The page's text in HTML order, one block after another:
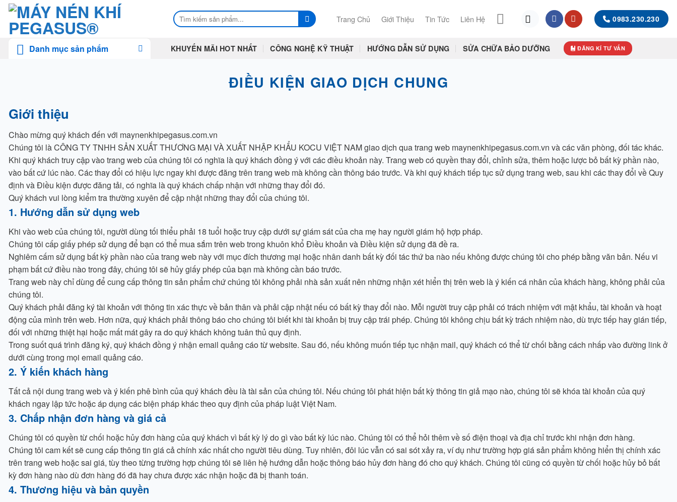
Skip
content
Tìm
kiếm:
Trang Chủ Giới Thiệu Tin Tức Liên Hệ 0983.230.230
Danh mục sản phẩm KHUYẾN MÃI HOT NHẤT CÔNG NGHỆ KỸ THUẬT HƯỚNG DẪN SỬ DỤNG SỬA CHỮA BẢO DƯỠNG ĐĂNG KÍ TƯ VẤN
ĐIỀU KIỆN GIAO DỊCH CHUNG
Giới thiệu
Chào mừng quý khách đến với maynenkhipegasus.com.vn
Chúng tôi là CÔNG TY TNHH SẢN XUẤT THƯƠNG MẠI VÀ XUẤT NHẬP KHẨU KOCU VIỆT NAM giao dịch qua trang web maynenkhipegasus.com.vn và các văn phòng, đối tác khác.
Khi quý khách truy cập vào trang web của chúng tôi có nghĩa là quý khách đồng ý với các điều khoản này. Trang web có quyền thay đổi, chỉnh sửa, thêm hoặc lược bỏ bất kỳ phần nào,
vào bất cứ lúc nào. Các thay đổi có hiệu lực ngay khi được đăng trên trang web mà không cần thông báo trước. Và khi quý khách tiếp tục sử dụng trang web, sau khi các thay đổi về Quy
định và Điều kiện được đăng tải, có nghĩa là quý khách chấp nhận với những thay đổi đó.
Quý khách vui lòng kiểm tra thường xuyên để cập nhật những thay đổi của chúng tôi.
1. Hướng dẫn sử dụng web
Khi vào web của chúng tôi, người dùng tối thiểu phải 18 tuổi hoặc truy cập dưới sự giám sát của cha mẹ hay người giám hộ hợp pháp.
Chúng tôi cấp giấy phép sử dụng để bạn có thể mua sắm trên web trong khuôn khổ Điều khoản và Điều kiện sử dụng đã đề ra.
Nghiêm cấm sử dụng bất kỳ phần nào của trang web này với mục đích thương mại hoặc nhân danh bất kỳ đối tác thứ ba nào nếu không được chúng tôi cho phép bằng văn bản. Nếu vi
phạm bất cứ điều nào trong đây, chúng tôi sẽ hủy giấy phép của bạn mà không cần báo trước.
Trang web này chỉ dùng để cung cấp thông tin sản phẩm chứ chúng tôi không phải nhà sản xuất nên những nhận xét hiển thị trên web là ý kiến cá nhân của khách hàng, không phải của
chúng tôi.
Quý khách phải đăng ký tài khoản với thông tin xác thực về bản thân và phải cập nhật nếu có bất kỳ thay đổi nào. Mỗi người truy cập phải có trách nhiệm với mật khẩu, tài khoản và hoạt
động của mình trên web. Hơn nữa, quý khách phải thông báo cho chúng tôi biết khi tài khoản bị truy cập trái phép. Chúng tôi không chịu bất kỳ trách nhiệm nào, dù trực tiếp hay gián tiếp,
đối với những thiệt hại hoặc mất mát gây ra do quý khách không tuân thủ quy định.
Trong suốt quá trình đăng ký, quý khách đồng ý nhận email quảng cáo từ website. Sau đó, nếu không muốn tiếp tục nhận mail, quý khách có thể từ chối bằng cách nhấp vào đường link ở
dưới cùng trong mọi email quảng cáo.
2. Ý kiến khách hàng
Tất cả nội dung trang web và ý kiến phê bình của quý khách đều là tài sản của chúng tôi. Nếu chúng tôi phát hiện bất kỳ thông tin giả mạo nào, chúng tôi sẽ khóa tài khoản của quý
khách ngay lập tức hoặc áp dụng các biện pháp khác theo quy định của pháp luật Việt Nam.
3. Chấp nhận đơn hàng và giá cả
Chúng tôi có quyền từ chối hoặc hủy đơn hàng của quý khách vì bất kỳ lý do gì vào bất kỳ lúc nào. Chúng tôi có thể hỏi thêm về số điện thoại và địa chỉ trước khi nhận đơn hàng.
Chúng tôi cam kết sẽ cung cấp thông tin giá cả chính xác nhất cho người tiêu dùng. Tuy nhiên, đôi lúc vẫn có sai sót xảy ra, ví dụ như trường hợp giá sản phẩm không hiển thị chính xác
trên trang web hoặc sai giá, tùy theo từng trường hợp chúng tôi sẽ liên hệ hướng dẫn hoặc thông báo hủy đơn hàng đó cho quý khách. Chúng tôi cũng có quyền từ chối hoặc hủy bỏ bất
kỳ đơn hàng nào dù đơn hàng đó đã hay chưa được xác nhận hoặc đã bị thanh toán.
4. Thương hiệu và bản quyền